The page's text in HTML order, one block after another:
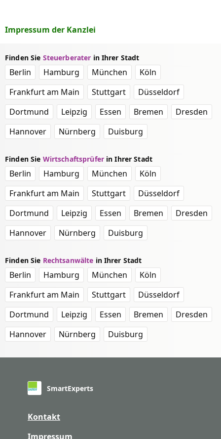
Impressum der Kanzlei
Finden Sie Steuerberater in Ihrer Stadt
Berlin Hamburg München
Köln
Frankfurt am Main
Stuttgart
Düsseldorf
Dortmund
Leipzig Essen Bremen
Dresden
Hannover
Nürnberg Duisburg
Finden Sie Wirtschaftsprüferin Ihrer Stadt
Berlin Hamburg München
Köln
Frankfurt am Main
Stuttgart
Düsseldorf
Dortmund
Leipzig Essen Bremen
Dresden
Hannover
Nürnberg Duisburg
Finden Sie Rechtsanwälte in Ihrer Stadt
Berlin Hamburg München
Köln
Frankfurt am Main
Stuttgart
Düsseldorf
Dortmund
Leipzig Essen Bremen
Dresden
Hannover
Nürnberg Duisburg
SmartExperts
Kontakt
Impressum